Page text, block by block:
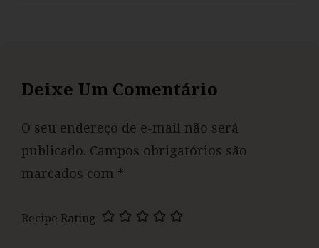
Deixe Um Comentário
O seu endereço de e-mail não será
publicado. Campos obrigatórios são
marcados com *
Recipe Rating